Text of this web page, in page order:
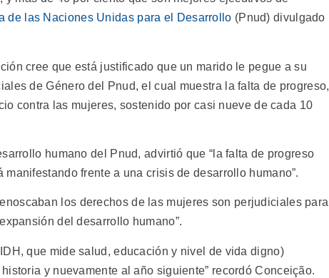
de las Naciones Unidas para el Desarrollo (Pnud) divulgado
cree que está justificado que un marido le pegue a su
de Género del Pnud, el cual muestra la falta de progreso,
contra las mujeres, sostenido por casi nueve de cada 10
humano del Pnud, advirtió que “la falta de progreso
frente a una crisis de desarrollo humano”.
los derechos de las mujeres son perjudiciales para
del desarrollo humano”.
que mide salud, educación y nivel de vida digno)
y nuevamente al año siguiente” recordó Conceição.